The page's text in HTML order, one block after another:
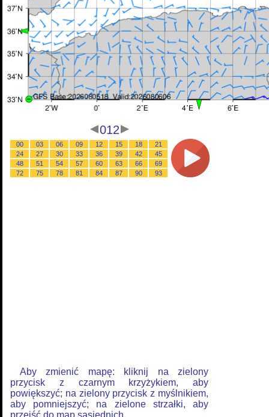
012
00 03 06 09 12 15 18
21
24
27 30 33 36 39 42
45
48
51 54 57 60 63 66
69
72
75 78 81 84 87 90 93
Aby zmienić mapę: kliknij na zielony
przycisk z czarnym krzyżykiem, aby
powiększyć; na zielony przycisk z myślnikiem,
aby pomniejszyć; na zielone strzałki, aby
przejść do map sąsiednich.